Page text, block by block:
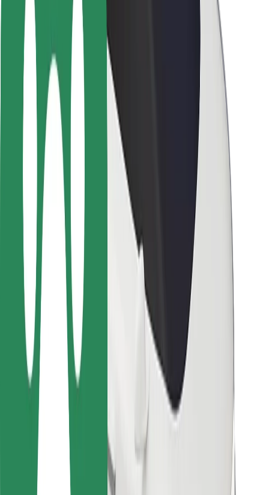
Pasažieru drošība
Autovadītāju drošība
Skrejriteņu drošība
Drošības laboratorija
Pilsētas
Pilsētas
Risinājumi pilsētām
Lidostas
Bolt uzlādes statīvi
Palīdzība
Pasažieriem
Autovadītājiem
Kurjeriem
Bolt Food
Autoparku īpašniekiem
Restorāniem
Bolt for Business
Cits
Piegādātāji
Noteikumi un nosacījumi
Sīkdatnes
Drošība